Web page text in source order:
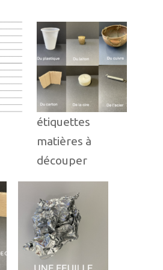
étiquettes
matières à
découper